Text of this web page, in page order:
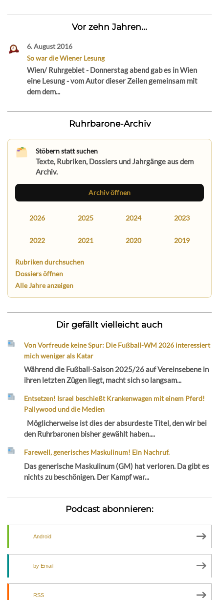
Vor zehn Jahren...
6. August 2016
So war die Wiener Lesung
Wien/ Ruhrgebiet - Donnerstag abend gab es in Wien
eine Lesung - vom Autor dieser Zeilen gemeinsam mit
dem dem...
Ruhrbarone-Archiv
Stöbern statt suchen
Texte, Rubriken, Dossiers und Jahrgänge aus dem
Archiv.
Archiv öffnen
2026 2025 2024 2023
2022 2021 2020 2019
Rubriken durchsuchen
Dossiers öffnen
Alle Jahre anzeigen
Dir gefällt vielleicht auch
Von Vorfreude keine Spur: Die Fußball-WM 2026 interessiert
mich weniger als Katar
Während die Fußball-Saison 2025/26 auf Vereinsebene in
ihren letzten Zügen liegt, macht sich so langsam...
Entsetzen! Israel beschießt Krankenwagen mit einem Pferd!
Pallywood und die Medien
Möglicherweise ist dies der absurdeste Titel, den wir bei
den Ruhrbaronen bisher gewählt haben....
Farewell, generisches Maskulinum! Ein Nachruf.
Das generische Maskulinum (GM) hat verloren. Da gibt es
nichts zu beschönigen. Der Kampf war...
Podcast abonnieren:
Android
by Email
RSS